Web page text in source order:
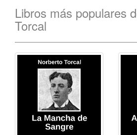
Libros más populares
Torcal